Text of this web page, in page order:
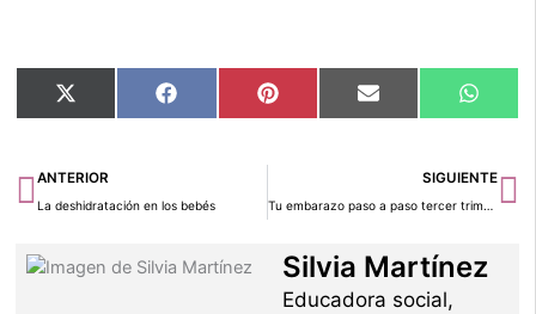
Compartir
en
X
(Twitter)
Compartir
en
Facebook Compartir
en
Pinterest Compartir
en
Email
en
Ant
ANTERIOR
La deshidratación en los bebés
SIGUIENTE
Tu embarazo paso a paso tercer trimestre (VII)
Silvia Martínez
Educadora social,